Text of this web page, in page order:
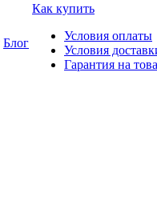
Блог
Как купить
Условия оплаты
Условия
Гарантия на